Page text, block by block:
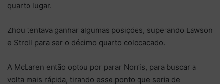
quarto lugar.
Zhou tentava ganhar algumas posições, superando Lawson
e Stroll para ser o décimo quarto colocacado.
A McLaren então optou por parar Norris, para buscar a
volta mais rápida, tirando esse ponto que seria de